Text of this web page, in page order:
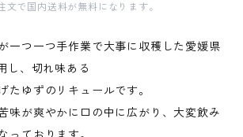
で国内送料が無料になります。
一つ一つ手作業で大事に収穫した愛媛県
し、切れ味ある
たゆずのリキュールです。
味が爽やかに口の中に広がり、大変飲み